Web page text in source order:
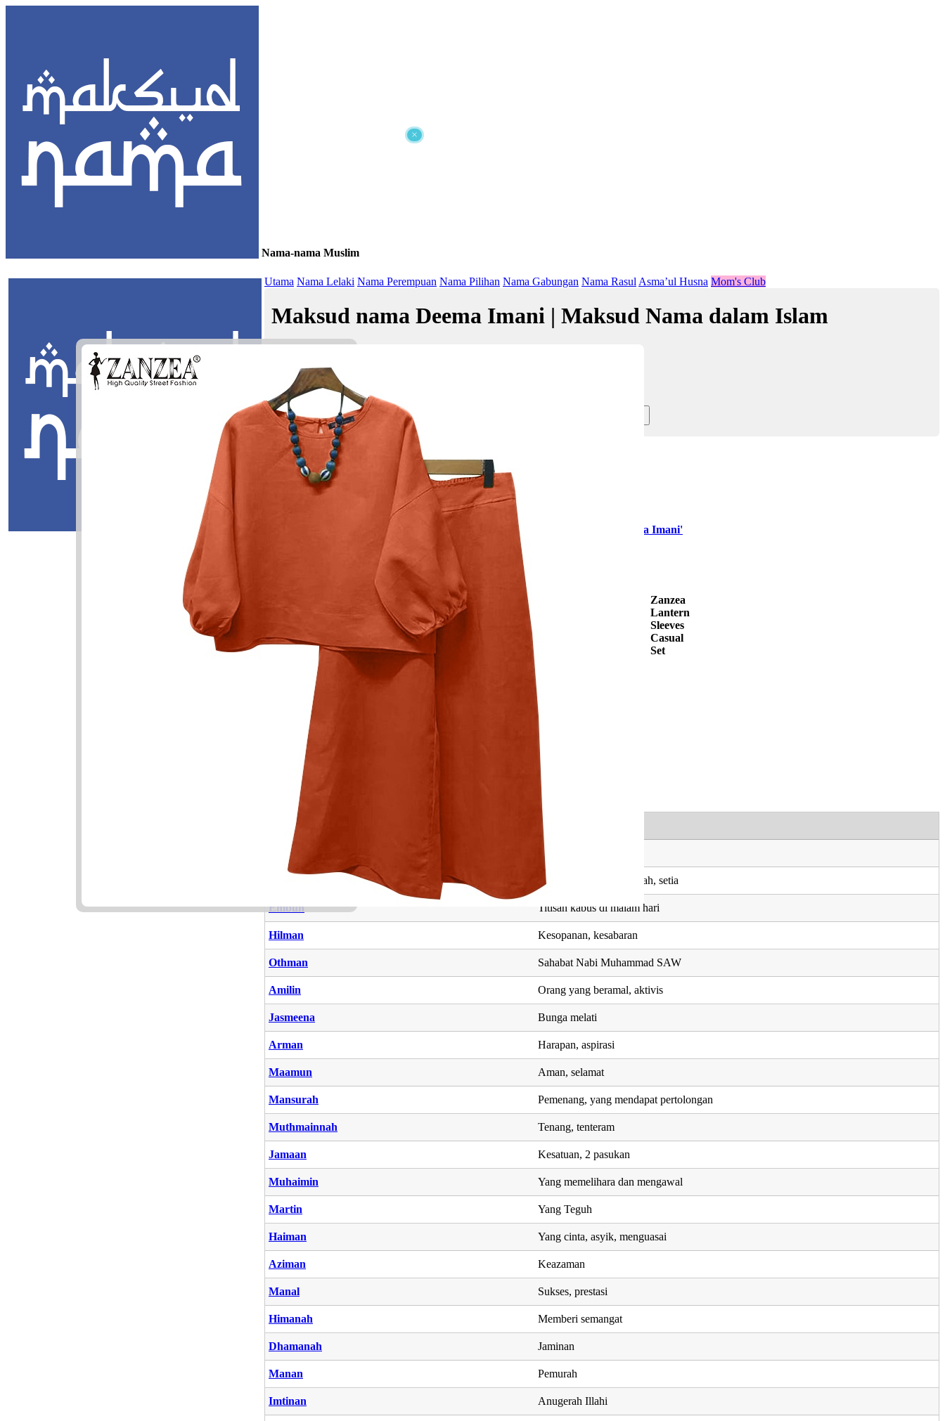
×
Zanzea
Lantern
Sleeves
Casual
Set
Nama-nama Muslim
Utama Nama Lelaki Nama Perempuan Nama Pilihan Nama Gabungan Nama Rasul Asma’ul Husna Mom's Club
Maksud nama Deema Imani | Maksud Nama dalam Islam
Masukkan Nama:
Deema Imani
ديما ايماني
Deema: Awan mendung
Imani: Kepercayaanku
✚ Baju Baby Custom Nama 'Deema Imani'
Nama Yang Berkaitan dengan Deema Imani
Nama Maksud
Nazmeen Cahaya
Boleh dipercayai, amanah, setia
Embun Titisan kabus di malam hari
Hilman Kesopanan, kesabaran
Othman Sahabat Nabi Muhammad SAW
Amilin Orang yang beramal, aktivis
Jasmeena Bunga melati
Arman Harapan, aspirasi
Maamun Aman, selamat
Mansurah Pemenang, yang mendapat pertolongan
Muthmainnah Tenang, tenteram
Jamaan Kesatuan, 2 pasukan
Muhaimin Yang memelihara dan mengawal
Martin Yang Teguh
Haiman Yang cinta, asyik, menguasai
Aziman Keazaman
Manal Sukses, prestasi
Himanah Memberi semangat
Dhamanah Jaminan
Manan Pemurah
Imtinan Anugerah Illahi